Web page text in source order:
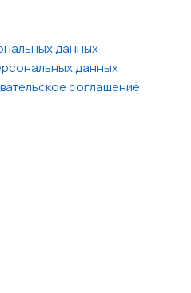
данных
данных
соглашение